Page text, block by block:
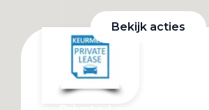
Bekijk acties